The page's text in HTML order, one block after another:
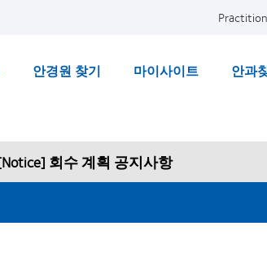
안경원 찾기 마이사이트 안과
회수 계획 공지사항